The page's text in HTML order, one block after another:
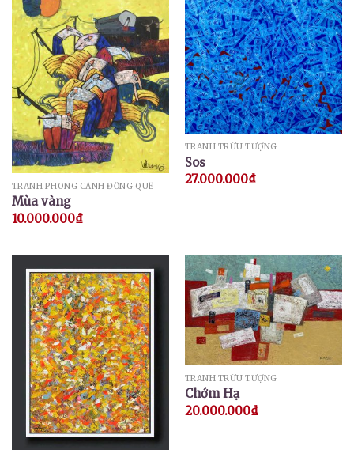
TRANH PHONG CẢNH ĐỒNG QUÊ
Mùa vàng
10.000.000₫
TRANH TRỪU TƯỢNG
Sos
27.000.000₫
TRANH TRỪU TƯỢNG
Chớm Hạ
20.000.000₫